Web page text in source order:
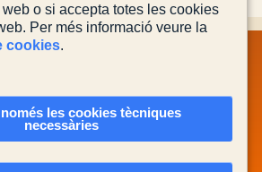
CONTACTA'NS
o si accepta totes les cookies
Per més informació veure la
cookies.
les cookies tècniques
necessàries